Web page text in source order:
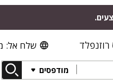
שלח אל:
מודפסים